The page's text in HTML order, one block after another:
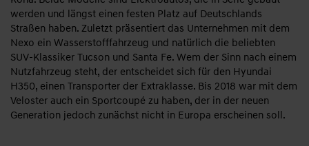
werden und längst einen festen Platz auf Deutschlands
Straßen haben. Zuletzt präsentiert das Unternehmen mit dem
Nexo ein Wasserstofffahrzeug und natürlich die beliebten
SUV-Klassiker Tucson und Santa Fe. Wem der Sinn nach einem
Nutzfahrzeug steht, der entscheidet sich für den Hyundai
H350, einen Transporter der Extraklasse. Bis 2018 war mit dem
Veloster auch ein Sportcoupé zu haben, der in der neuen
Generation jedoch zunächst nicht in Europa erscheinen soll.